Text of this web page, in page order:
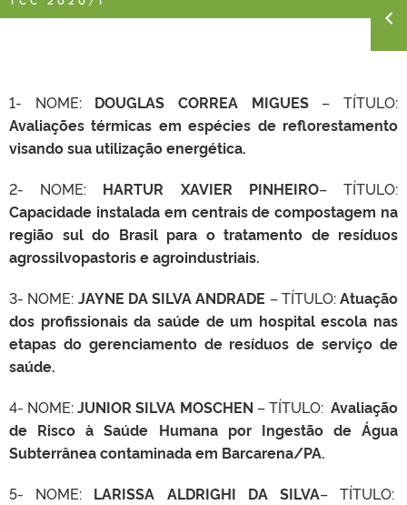
INTERNACIONAL
TELEFONES
1- NOME: DOUGLAS CORREA MIGUES– TÍTULO:
Avaliações térmicas em espécies de reflorestamento
visando sua utilização energética.
2- NOME: HARTUR XAVIER PINHEIRO– TÍTULO:
Capacidade instalada em centrais de compostagem na
região sul do Brasil para o tratamento de resíduos
agrossilvopastoris e agroindustriais.
3- NOME: JAYNE DA SILVA ANDRADE – TÍTULO:Atuação
dos profissionais da saúde de um hospital escola nas
etapas do gerenciamento de resíduos de serviço de
saúde.
4- NOME:JUNIOR SILVA MOSCHEN – TÍTULO: Avaliação
de Risco à Saúde Humana por Ingestão de Água
Subterrânea contaminada em Barcarena/PA.
5- NOME: LARISSA ALDRIGHI DA SILVA– TÍTULO: